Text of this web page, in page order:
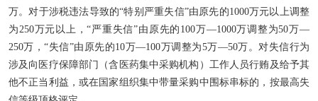
万。对于涉税违法导致的“特别严重失信”由原先的1000万元以上调整
为250万元以上，“严重失信”由原先的100万—1000万调整为50万—
250万，“失信”由原先的10万—100万调整为5万—50万。对失信行为
涉及向医疗保障部门（含医药集中采购机构）工作人员行贿及给予其
他不正当利益，或在国家组织集中带量采购中围标串标的，按最高失